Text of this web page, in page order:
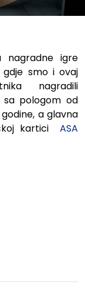
nagradne igre
gdje smo i ovaj
nagradili
sa pologom od
a glavna
kartici ASA